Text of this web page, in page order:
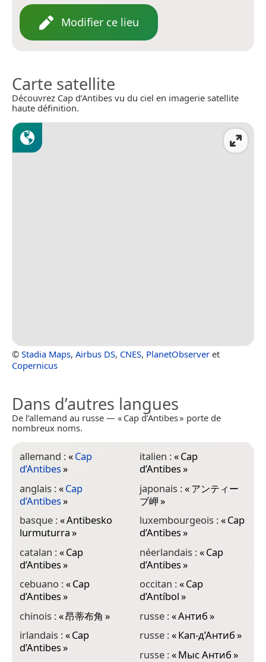
Modifier ce lieu
Carte satellite
Découvrez Cap d’Antibes vu du ciel en imagerie satellite
haute définition.
© Stadia Maps, Airbus DS, CNES, PlanetObserver et
Copernicus
Dans d’autres langues
De l’allemand au russe — « Cap d’Antibes » porte de
nombreux noms.
allemand :«Cap
d’Antibes»
anglais :«Cap
d’Antibes»
basque :«Antibesko
lurmuturra»
catalan :«Cap
d’Antibes»
cebuano :«Cap
d’Antibes»
chinois :«昂蒂布角 »
irlandais :«Cap
d’Antibes»
italien :«Cap
d’Antibes»
japonais :«アンティー
ブ岬»
luxembourgeois :«Cap
d’Antibes»
néerlandais :«Cap
d’Antibes»
occitan :«Cap
d’Antíbol»
russe :«Антиб»
russe :«Кап-д’Антиб»
russe :«Мыс Антиб»